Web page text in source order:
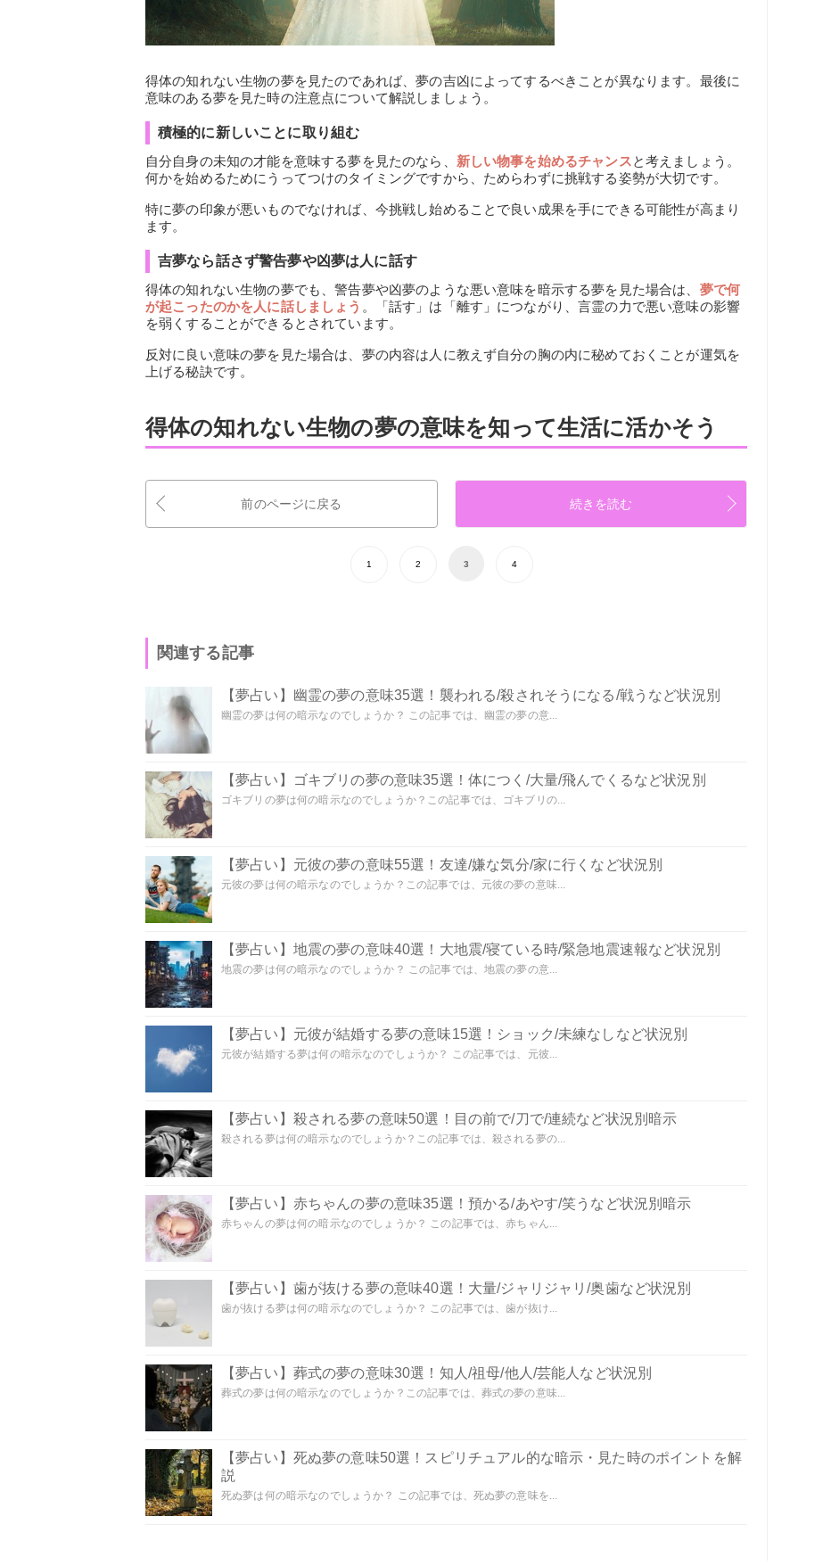
得体の知れない生物の夢を見たのであれば、夢の吉凶によってするべきことが異なります。最後に
意味のある夢を見た時の注意点について解説しましょう。
積極的に新しいことに取り組む
自分自身の未知の才能を意味する夢を見たのなら、 新しい物事を始めるチャンスと考えましょう。
何かを始めるためにうってつけのタイミングですから、ためらわずに挑戦する姿勢が大切です。
特に夢の印象が悪いものでなければ、今挑戦し始めることで良い成果を手にできる可能性が高まり
ます。
吉夢なら話さず警告夢や凶夢は人に話す
得体の知れない生物の夢でも、警告夢や凶夢のような悪い意味を暗示する夢を見た場合は、 夢で何
が起こったのかを人に話しましょう 。「話す」は「離す」につながり、言霊の力で悪い意味の影響
を弱くすることができるとされています。
反対に良い意味の夢を見た場合は、夢の内容は人に教えず自分の胸の内に秘めておくことが運気を
上げる秘訣です。
得体の知れない生物の夢の意味を知って生活に活かそう
前のページに戻る 続きを読む
1 2 3 4
関連する記事
【夢占い】幽霊の夢の意味35選！襲われる/殺されそうになる/戦うなど状況別
幽霊の夢は何の暗示なのでしょうか？ この記事では、幽霊の夢の意...
【夢占い】ゴキブリの夢の意味35選！体につく/大量/飛んでくるなど状況別
ゴキブリの夢は何の暗示なのでしょうか？この記事では、ゴキブリの...
【夢占い】元彼の夢の意味55選！友達/嫌な気分/家に行くなど状況別
元彼の夢は何の暗示なのでしょうか？この記事では、元彼の夢の意味...
【夢占い】地震の夢の意味40選！大地震/寝ている時/緊急地震速報など状況別
地震の夢は何の暗示なのでしょうか？ この記事では、地震の夢の意...
【夢占い】元彼が結婚する夢の意味15選！ショック/未練なしなど状況別
元彼が結婚する夢は何の暗示なのでしょうか？ この記事では、元彼...
【夢占い】殺される夢の意味50選！目の前で/刀で/連続など状況別暗示
殺される夢は何の暗示なのでしょうか？この記事では、殺される夢の...
【夢占い】赤ちゃんの夢の意味35選！預かる/あやす/笑うなど状況別暗示
赤ちゃんの夢は何の暗示なのでしょうか？ この記事では、赤ちゃん...
【夢占い】歯が抜ける夢の意味40選！大量/ジャリジャリ/奥歯など状況別
歯が抜ける夢は何の暗示なのでしょうか？ この記事では、歯が抜け...
【夢占い】葬式の夢の意味30選！知人/祖母/他人/芸能人など状況別
葬式の夢は何の暗示なのでしょうか？この記事では、葬式の夢の意味...
【夢占い】死ぬ夢の意味50選！スピリチュアル的な暗示・見た時のポイントを解
説
死ぬ夢は何の暗示なのでしょうか？ この記事では、死ぬ夢の意味を...